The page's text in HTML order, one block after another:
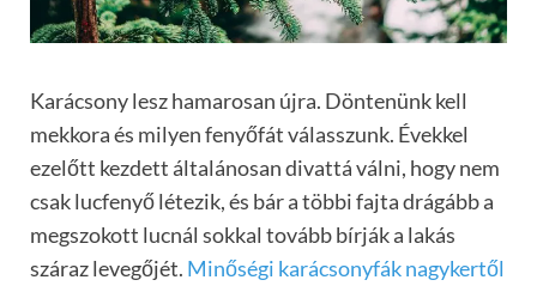
Karácsony lesz hamarosan újra. Döntenünk kell
mekkora és milyen fenyőfát válasszunk. Évekkel
ezelőtt kezdett általánosan divattá válni, hogy nem
csak lucfenyő létezik, és bár a többi fajta drágább a
megszokott lucnál sokkal tovább bírják a lakás
száraz levegőjét. Minőségi karácsonyfák nagykertől